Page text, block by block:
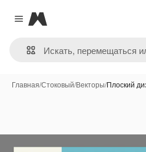
Close menu
Magnific
Главная/Стоковый/Векторы/Плоский